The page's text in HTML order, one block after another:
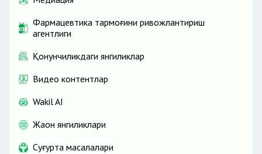
Фармацевтика тармоғини ривожлантириш
агентлиги
Қонунчиликдаги янгиликлар
Видео контентлар
Wakil AI
Жаҳон янгиликлари
Cуғурта масалалари